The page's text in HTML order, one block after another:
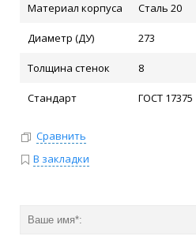
Материал корпуса Сталь 20
Диаметр (ДУ) 273
Толщина стенок 8
Стандарт ГОСТ 17375
Сравнить
В закладки